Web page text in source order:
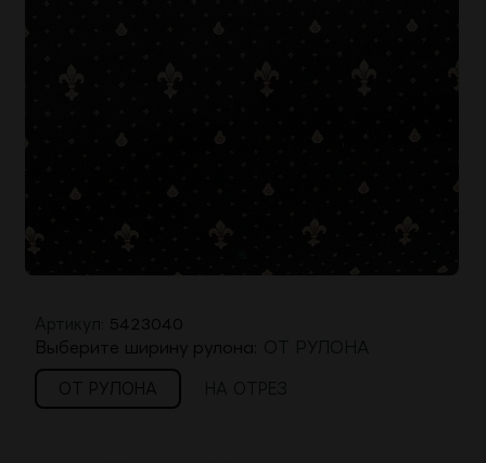
5423040
Выберите ширину рулона:
ОТ РУЛОНА